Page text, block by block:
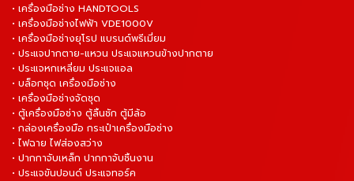
• เครื่องมือช่าง HANDTOOLS
• เครื่องมือช่างไฟฟ้า VDE1000V
• เครื่องมือช่างยุโรป แบรนด์พรีเมี่ยม
• ประแจปากตาย-แหวน ประแจแหวนข้างปากตาย
• ประแจหกเหลี่ยม ประแจแอล
• บล็อกชุด เครื่องมือช่าง
• เครื่องมือช่างจัดชุด
• ตู้เครื่องมือช่าง ตู้ลิ้นชัก ตู้มีล้อ
• กล่องเครื่องมือ กระเป๋าเครื่องมือช่าง
• ไฟฉาย ไฟส่องสว่าง
• ปากกาจับเหล็ก ปากกาจับชิ้นงาน
• ประแจขันปอนด์ ประแจทอร์ค